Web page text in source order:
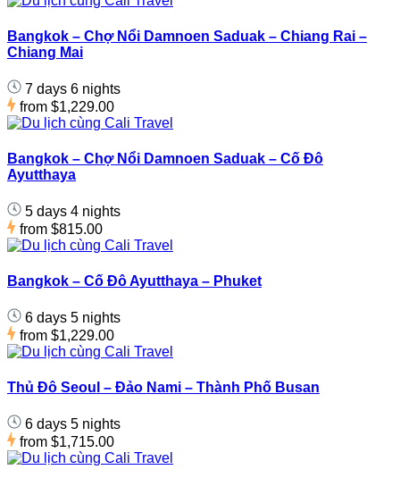
Bangkok – Chợ Nổi Damnoen Saduak – Chiang Rai –
Chiang Mai
7 days 6 nights
from $1,229.00
Bangkok – Chợ Nổi Damnoen Saduak – Cố Đô
Ayutthaya
5 days 4 nights
from $815.00
Bangkok – Cố Đô Ayutthaya – Phuket
6 days 5 nights
from $1,229.00
Thủ Đô Seoul – Đảo Nami – Thành Phố Busan
6 days 5 nights
from $1,715.00